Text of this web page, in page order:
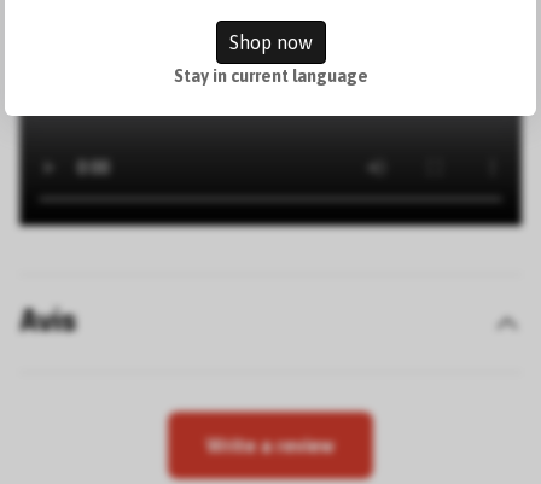
Avis
Write a review
Shop now
Stay in current language